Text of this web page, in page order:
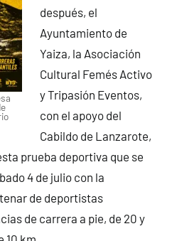
después, el
Ayuntamiento de
Yaiza, la Asociación
Cultural Femés Activo
y Tripasión Eventos,
con el apoyo del
Cabildo de Lanzarote,
prueba deportiva que se
4 de julio con la
de deportistas
de carrera a pie, de 20 y